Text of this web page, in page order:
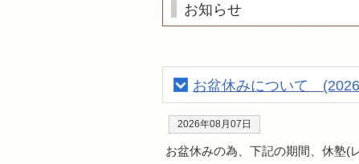
お知らせ
お盆休みについて
2026年08月07日
お盆休みの為、下記の期間、休塾(